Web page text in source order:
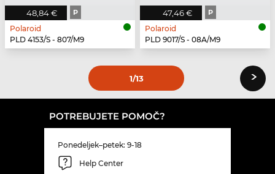
48,84 € P
Polaroid
PLD 4153/S - 807/M9
47,46 € P
Polaroid
PLD 9017/S - 08A/M9
1/13 ›
POTREBUJETE POMOČ?
Ponedeljek–petek: 9-18
Help Center